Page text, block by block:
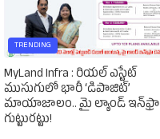
TRENDING
MyLand Infra : రియల్ ఎస్టేట్
ముసుగులో భారీ ‘డిపాజిట్’
మాయాజాలం.. మై ల్యాండ్ ఇన్‌ఫ్రా
గుట్టురట్టు!